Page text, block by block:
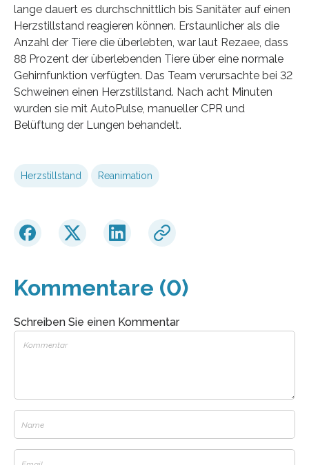
lange dauert es durchschnittlich bis Sanitäter auf einen
Herzstillstand reagieren können. Erstaunlicher als die
Anzahl der Tiere die überlebten, war laut Rezaee, dass
88 Prozent der überlebenden Tiere über eine normale
Gehirnfunktion verfügten. Das Team verursachte bei 32
Schweinen einen Herzstillstand. Nach acht Minuten
wurden sie mit AutoPulse, manueller CPR und
Belüftung der Lungen behandelt.
Herzstillstand Reanimation
Kommentare (0)
Schreiben Sie einen Kommentar